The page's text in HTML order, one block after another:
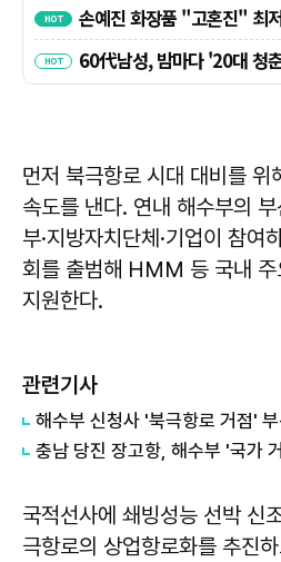
먼저 북극항로 시대 대비를 위
속도를 낸다. 연내 해수부의
부·지방자치단체·기업이 참여
회를 출범해 HMM 등 국내 주
지원한다.
관련기사
충남 당진 장고항, 해수부 '국가
국적선사에 쇄빙성능 선박 신
극항로의 상업항로화를 추진